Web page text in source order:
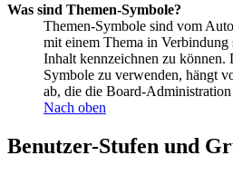
Was sind Themen-Symbole?
Themen-Symbole sind vom
mit einem Thema in Verbindung
Inhalt kennzeichnen zu
Symbole zu verwenden, hängt
ab, die die Board-Administration
Nach oben
Benutzer-Stufen und